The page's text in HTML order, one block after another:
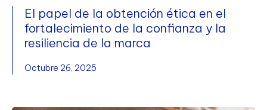
El papel de la obtención ética en el
fortalecimiento de la confianza y la
resiliencia de la marca
Octubre 26, 2025